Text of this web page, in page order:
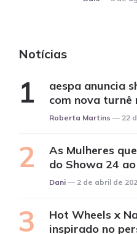
Notícias
aespa anuncia
com nova turnê
Posted
Roberta Martins 22
As Mulheres
do Showa 24
Posted
Dani 2 de abril de
Hot Wheels x
inspirado no